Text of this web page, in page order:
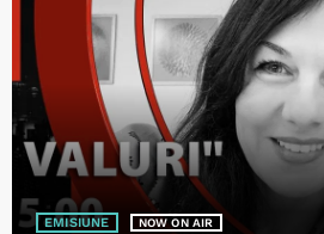
EMISIUNE NOW ON AIR